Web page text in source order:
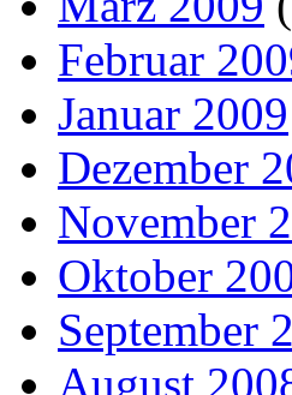
Februar
Januar 2009
Dezember
November
Oktober
September
August